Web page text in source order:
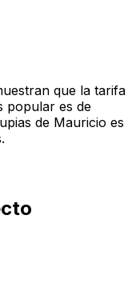
que la tarifa
popular es de
de Mauricio es